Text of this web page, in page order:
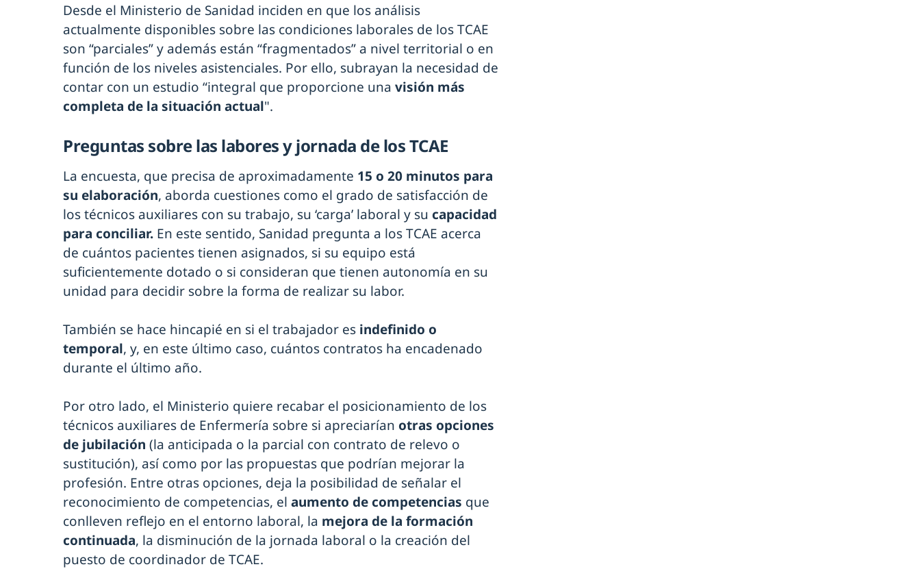
Desde el Ministerio de Sanidad inciden en que los análisis
actualmente disponibles sobre las condiciones laborales de los TCAE
son “parciales” y además están “fragmentados” a nivel territorial o en
función de los niveles asistenciales. Por ello, subrayan la necesidad de
contar con un estudio “integral que proporcione una visión más
completa de la situación actual".
Preguntas sobre las labores y jornada de los TCAE
La encuesta, que precisa de aproximadamente 15 o 20 minutos para
su elaboración, aborda cuestiones como el grado de satisfacción de
los técnicos auxiliares con su trabajo, su ‘carga’ laboral y su capacidad
para conciliar. En este sentido, Sanidad pregunta a los TCAE acerca
de cuántos pacientes tienen asignados, si su equipo está
suficientemente dotado o si consideran que tienen autonomía en su
unidad para decidir sobre la forma de realizar su labor.
También se hace hincapié en si el trabajador es indefinido o
temporal, y, en este último caso, cuántos contratos ha encadenado
durante el último año.
Por otro lado, el Ministerio quiere recabar el posicionamiento de los
técnicos auxiliares de Enfermería sobre si apreciarían otras opciones
de jubilación (la anticipada o la parcial con contrato de relevo o
sustitución), así como por las propuestas que podrían mejorar la
profesión. Entre otras opciones, deja la posibilidad de señalar el
reconocimiento de competencias, el aumento de competencias que
conlleven reflejo en el entorno laboral, la mejora de la formación
continuada, la disminución de la jornada laboral o la creación del
puesto de coordinador de TCAE.